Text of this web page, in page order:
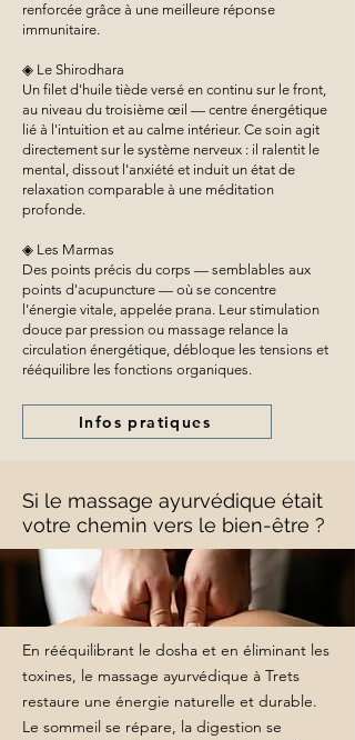
renforcée grâce à une meilleure réponse
immunitaire.
◈ Le Shirodhara
Un filet d'huile tiède versé en continu sur le front,
au niveau du troisième œil — centre énergétique
lié à l'intuition et au calme intérieur. Ce soin agit
directement sur le système nerveux : il ralentit le
mental, dissout l'anxiété et induit un état de
relaxation comparable à une méditation
profonde.
◈ Les Marmas
Des points précis du corps — semblables aux
points d'acupuncture — où se concentre
l'énergie vitale, appelée prana. Leur stimulation
douce par pression ou massage relance la
circulation énergétique, débloque les tensions et
rééquilibre les fonctions organiques.
Infos pratiques
Si le massage ayurvédique était
votre chemin vers le bien-être ?
En rééquilibrant le dosha et en éliminant les
toxines, le massage ayurvédique à Trets
restaure une énergie naturelle et durable.
Le sommeil se répare, la digestion se